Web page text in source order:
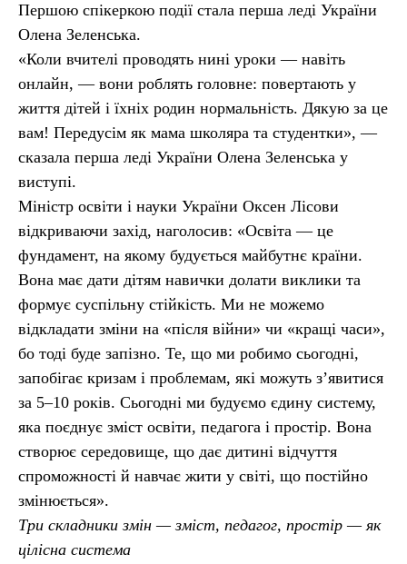
Першою спікеркою події стала перша леді України
Олена Зеленська.
«Коли вчителі проводять нині уроки — навіть
онлайн, — вони роблять головне: повертають у
життя дітей і їхніх родин нормальність. Дякую за це
вам! Передусім як мама школяра та студентки», —
сказала перша леді України Олена Зеленська у
виступі.
Міністр освіти і науки України Оксен Лісови
відкриваючи захід, наголосив: «Освіта — це
фундамент, на якому будується майбутнє країни.
Вона має дати дітям навички долати виклики та
формує суспільну стійкість. Ми не можемо
відкладати зміни на «після війни» чи «кращі часи»,
бо тоді буде запізно. Те, що ми робимо сьогодні,
запобігає кризам і проблемам, які можуть з’явитися
за 5–10 років. Сьогодні ми будуємо єдину систему,
яка поєднує зміст освіти, педагога і простір. Вона
створює середовище, що дає дитині відчуття
спроможності й навчає жити у світі, що постійно
змінюється».
Три складники змін — зміст, педагог, простір — як
цілісна система